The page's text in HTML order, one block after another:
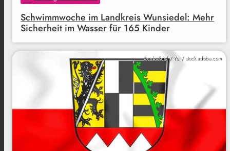
Schwimmwoche im Landkreis Wunsiedel: Mehr
Sicherheit im Wasser für 165 Kinder
Symbolbild / YuI / stock.adobe.com